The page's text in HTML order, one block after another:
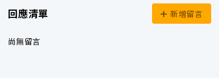
回應清單 新增留言
尚無留言